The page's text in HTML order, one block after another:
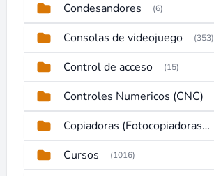
Condesandores (6)
Consolas de videojuego (353)
Control de acceso (15)
Controles Numericos (CNC)
Copiadoras (Fotocopiadoras, Multifunctions, Ploter, etc)
Cursos (1016)